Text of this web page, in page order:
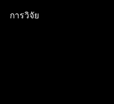
การวิจัย